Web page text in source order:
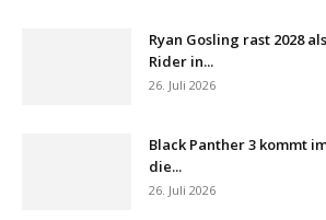
Ryan Gosling rast 2028
Rider in...
26. Juli 2026
Black Panther 3 kommt
die...
26. Juli 2026